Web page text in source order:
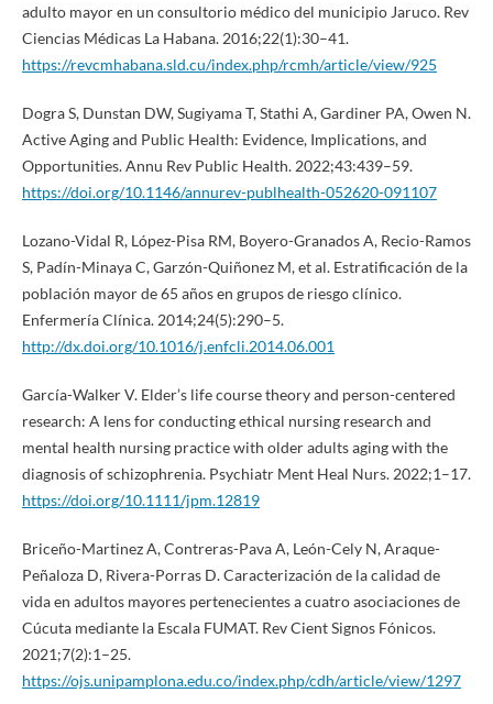
adulto mayor en un consultorio médico del municipio Jaruco. Rev
Ciencias Médicas La Habana. 2016;22(1):30–41.
https://revcmhabana.sld.cu/index.php/rcmh/article/view/925
Dogra S, Dunstan DW, Sugiyama T, Stathi A, Gardiner PA, Owen N.
Active Aging and Public Health: Evidence, Implications, and
Opportunities. Annu Rev Public Health. 2022;43:439–59.
https://doi.org/10.1146/annurev-publhealth-052620-091107
Lozano-Vidal R, López-Pisa RM, Boyero-Granados A, Recio-Ramos
S, Padín-Minaya C, Garzón-Quiñonez M, et al. Estratificación de la
población mayor de 65 años en grupos de riesgo clínico.
Enfermería Clínica. 2014;24(5):290–5.
http://dx.doi.org/10.1016/j.enfcli.2014.06.001
García-Walker V. Elder’s life course theory and person-centered
research: A lens for conducting ethical nursing research and
mental health nursing practice with older adults aging with the
diagnosis of schizophrenia. Psychiatr Ment Heal Nurs. 2022;1–17.
https://doi.org/10.1111/jpm.12819
Briceño-Martinez A, Contreras-Pava A, León-Cely N, Araque-
Peñaloza D, Rivera-Porras D. Caracterización de la calidad de
vida en adultos mayores pertenecientes a cuatro asociaciones de
Cúcuta mediante la Escala FUMAT. Rev Cient Signos Fónicos.
2021;7(2):1–25.
https://ojs.unipamplona.edu.co/index.php/cdh/article/view/1297